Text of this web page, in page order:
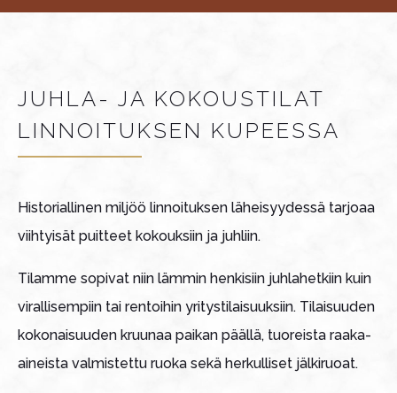
JUHLA- JA KOKOUSTILAT
LINNOITUKSEN KUPEESSA
Historiallinen miljöö linnoituksen läheisyydessä tarjoaa
viihtyisät puitteet kokouksiin ja juhliin.
Tilamme sopivat niin lämmin henkisiin juhlahetkiin kuin
virallisempiin tai rentoihin yritystilaisuuksiin. Tilaisuuden
kokonaisuuden kruunaa paikan päällä, tuoreista raaka-
aineista valmistettu ruoka sekä herkulliset jälkiruoat.